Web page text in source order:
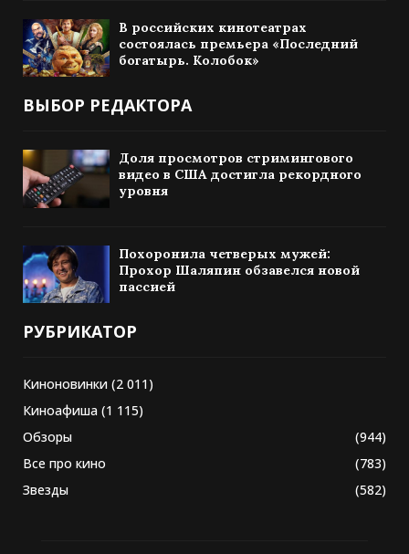
В российских кинотеатрах
состоялась премьера «Последний
богатырь. Колобок»
ВЫБОР РЕДАКТОРА
Доля просмотров стримингового
видео в США достигла рекордного
уровня
Похоронила четверых мужей:
Прохор Шаляпин обзавелся новой
пассией
РУБРИКАТОР
Киноновинки (2 011)
Киноафиша (1 115)
Обзоры
(944)
Все про кино
(783)
Звезды
(582)